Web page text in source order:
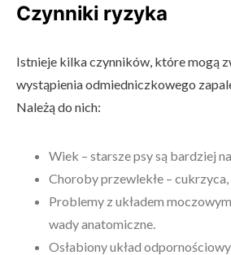
Czynniki ryzyka
Istnieje kilka czynników, które mogą
wystąpienia odmiedniczkowego
Należą do nich:
Wiek – starsze psy są bardziej
Choroby przewlekłe – cukrzyca,
Problemy z układem
wady anatomiczne.
Osłabiony układ odpornościowy.